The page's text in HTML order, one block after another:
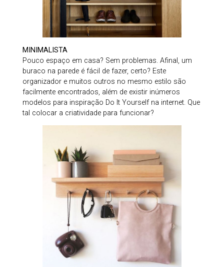
MINIMALISTA
Pouco espaço em casa? Sem problemas. Afinal, um
buraco na parede é fácil de fazer, certo? Este
organizador e muitos outros no mesmo estilo são
facilmente encontrados, além de existir inúmeros
modelos para inspiração Do It Yourself na internet. Que
tal colocar a criatividade para funcionar?